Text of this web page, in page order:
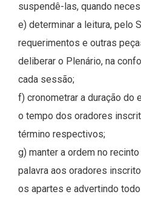
suspendê-las, quando
e) determinar a leitura, pelo
requerimentos e outras
deliberar o Plenário, na
cada sessão;
f) cronometrar a duração do
o tempo dos oradores
término respectivos;
g) manter a ordem no
palavra aos oradores
os apartes e advertindo